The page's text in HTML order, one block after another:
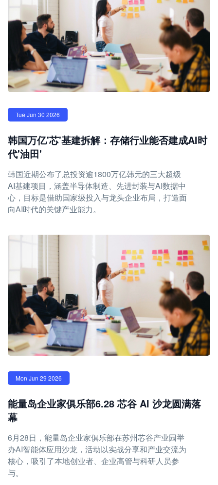
Tue Jun 30 2026
韩国万亿'芯'基建拆解：存储行业能否建成AI时
代'油田'
韩国近期公布了总投资逾1800万亿韩元的三大超级
AI基建项目，涵盖半导体制造、先进封装与AI数据中
心，目标是借助国家级投入与龙头企业布局，打造面
向AI时代的关键产业能力。
Mon Jun 29 2026
能量岛企业家俱乐部6.28 芯谷 AI 沙龙圆满落
幕
6月28日，能量岛企业家俱乐部在苏州芯谷产业园举
办AI智能体应用沙龙，活动以实战分享和产业交流为
核心，吸引了本地创业者、企业高管与科研人员参
与。